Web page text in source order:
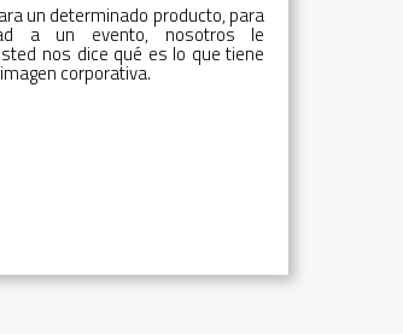
un determinado producto, para
a un evento, nosotros le
nos dice qué es lo que tiene
corporativa.